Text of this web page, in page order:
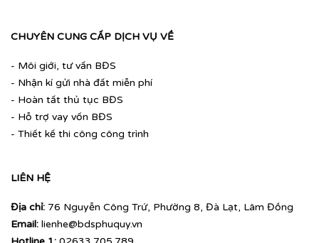
CHUYÊN CUNG CẤP DỊCH VỤ VỀ
- Môi giới, tư vấn BĐS
- Nhận kí gửi nhà đất miễn phí
- Hoàn tất thủ tục BĐS
- Hỗ trợ vay vốn BĐS
- Thiết kế thi công công trình
LIÊN HỆ
Địa chỉ: 76 Nguyễn Công Trứ, Phường 8, Đà Lạt, Lâm Đồng
Email: lienhe@bdsphuquy.vn